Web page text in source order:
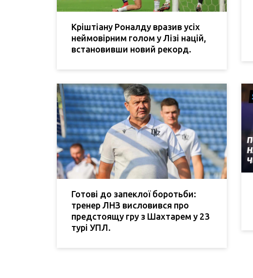
Кріштіану Роналду вразив усіх
неймовірним голом у Лізі націй,
встановивши новий рекорд.
Готові до запеклої боротьби:
тренер ЛНЗ висловився про
предстоящу гру з Шахтарем у 23
турі УПЛ.